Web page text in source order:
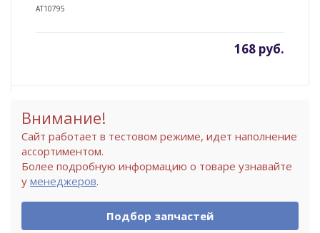
AT10795
168 руб.
Внимание!
Сайт работает в тестовом режиме, идет наполнение
ассортиментом.
Более подробную информацию о товаре узнавайте
у менеджеров.
Подбор запчастей